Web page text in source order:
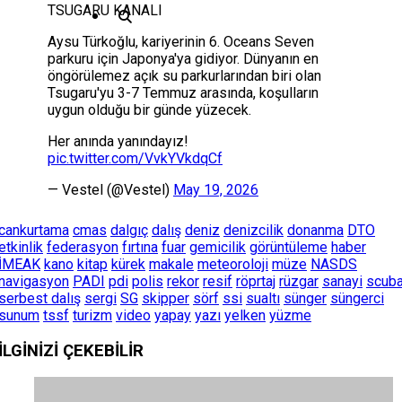
TSUGARU KANALI
Aysu Türkoğlu, kariyerinin 6. Oceans Seven
parkuru için Japonya'ya gidiyor. Dünyanın en
öngörülemez açık su parkurlarından biri olan
Tsugaru'yu 3-7 Temmuz arasında, koşulların
uygun olduğu bir günde yüzecek.
Her anında yanındayız!
pic.twitter.com/VvkYVkdqCf
— Vestel (@Vestel) May 19, 2026
cmas dalgıç dalış deniz denizcilik donanma DTO
federasyon fırtına fuar gemicilik görüntüleme haber
kano kitap kürek makale meteoroloji müze NASDS
PADI pdi polis rekor resif röprtaj rüzgar sanayi
dalış sergi SG skipper sörf ssi sualtı sünger süngerci
tssf turizm video yapay yazı yelken yüzme
ÇEKEBİLİR